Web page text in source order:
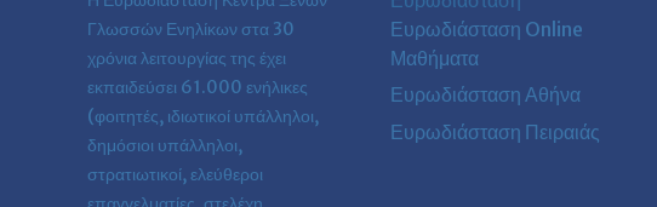
Γλωσσών Ενηλίκων στα 30
χρόνια λειτουργίας της έχει
εκπαιδεύσει 61.000 ενήλικες
(φοιτητές, ιδιωτικοί υπάλληλοι,
δημόσιοι υπάλληλοι,
στρατιωτικοί, ελεύθεροι
Ευρωδιάσταση Online
Μαθήματα
Ευρωδιάσταση Αθήνα
Ευρωδιάσταση Πειραιάς